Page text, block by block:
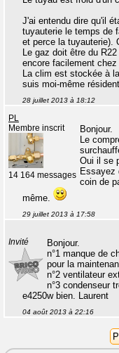
J'ai entendu dire qu'il
tuyauterie le temps de
et perce la tuyauterie).
Le gaz doit être du
encore facilement chez
La clim est stockée à
suis moi-même
28 juillet 2013 à 18:12
PL
Membre inscrit
14 164 messages
Bonjour.
Le
Oui il se
Essayez
coin de
même.
29 juillet 2013 à 17:58
Invité
Bonjour.
n°1 manque de
pour la
n°2 ventilateur
n°3 condenseur
e4250w bien. Laurent
04 août 2013 à 22:16